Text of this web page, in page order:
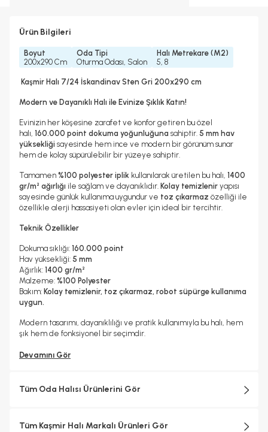
Ürün Bilgileri
Boyut
200x290 Cm
Oda Tipi
Oturma Odası, Salon
Halı Metrekare (M2)
5, 8
Kaşmir Halı 7/24 İskandinav Sten Gri 200x290 cm
Modern ve Dayanıklı Halı ile Evinize Şıklık Katın!
Evinizin her köşesine zarafet ve konfor getiren bu özel
halı, 160.000 point dokuma yoğunluğuna sahiptir. 5 mm hav
yüksekliği sayesinde hem ince ve modern bir görünüm sunar
hem de kolay süpürülebilir bir yüzeye sahiptir.
Tamamen %100 polyester iplik kullanılarak üretilen bu halı, 1400
gr/m² ağırlığı ile sağlam ve dayanıklıdır. Kolay temizlenir yapısı
sayesinde günlük kullanıma uygundur ve toz çıkarmaz özelliği ile
özellikle alerji hassasiyeti olan evler için ideal bir tercihtir.
Teknik Özellikler
Dokuma sıklığı: 160.000 point
Hav yüksekliği: 5 mm
Ağırlık: 1400 gr/m²
Malzeme: %100 Polyester
Bakım: Kolay temizlenir, toz çıkarmaz, robot süpürge kullanıma
uygun.
Modern tasarımı, dayanıklılığı ve pratik kullanımıyla bu halı, hem
şık hem de fonksiyonel bir seçimdir.
Devamını Gör
Tüm Oda Halısı Ürünlerini Gör
Tüm Kaşmir Halı Markalı Ürünleri Gör